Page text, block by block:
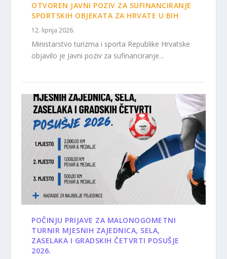
OTVOREN JAVNI POZIV ZA SUFINANCIRANJE
SPORTSKIH OBJEKATA ZA HRVATE U BIH
12. lipnja 2026.
Ministarstvo turizma i sporta Republike Hrvatske
objavilo je Javni poziv za sufinanciranje...
POČINJU PRIJAVE ZA MALONOGOMETNI
TURNIR MJESNIH ZAJEDNICA, SELA,
ZASELAKA I GRADSKIH ČETVRTI POSUŠJE
2026.